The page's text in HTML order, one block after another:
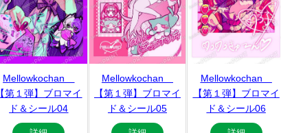
Mellowkochan
【第１弾】ブロマイ
ド＆シール04
Mellowkochan
【第１弾】ブロマイ
ド＆シール05
Mellowkochan
【第１弾】ブロマイ
ド＆シール06